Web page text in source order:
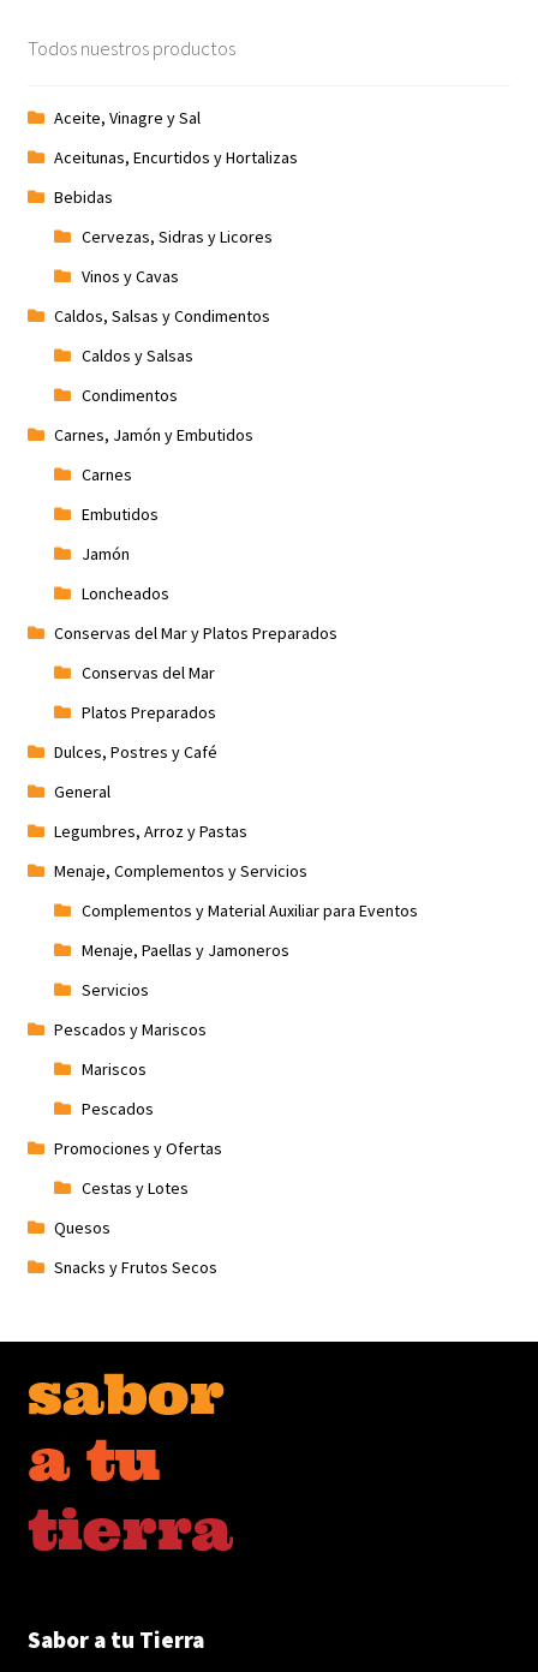
Promociones
Términos y condiciones
Tienda
Todos nuestros productos
Aceite, Vinagre y Sal
Aceitunas, Encurtidos y Hortalizas
Bebidas
Cervezas, Sidras y Licores
Vinos y Cavas
Caldos, Salsas y Condimentos
Caldos y Salsas
Condimentos
Carnes, Jamón y Embutidos
Carnes
Embutidos
Jamón
Loncheados
Conservas del Mar y Platos Preparados
Conservas del Mar
Platos Preparados
Dulces, Postres y Café
General
Legumbres, Arroz y Pastas
Menaje, Complementos y Servicios
Complementos y Material Auxiliar para Eventos
Menaje, Paellas y Jamoneros
Servicios
Pescados y Mariscos
Mariscos
Pescados
Promociones y Ofertas
Cestas y Lotes
Quesos
Snacks y Frutos Secos
Sabor a tu Tierra